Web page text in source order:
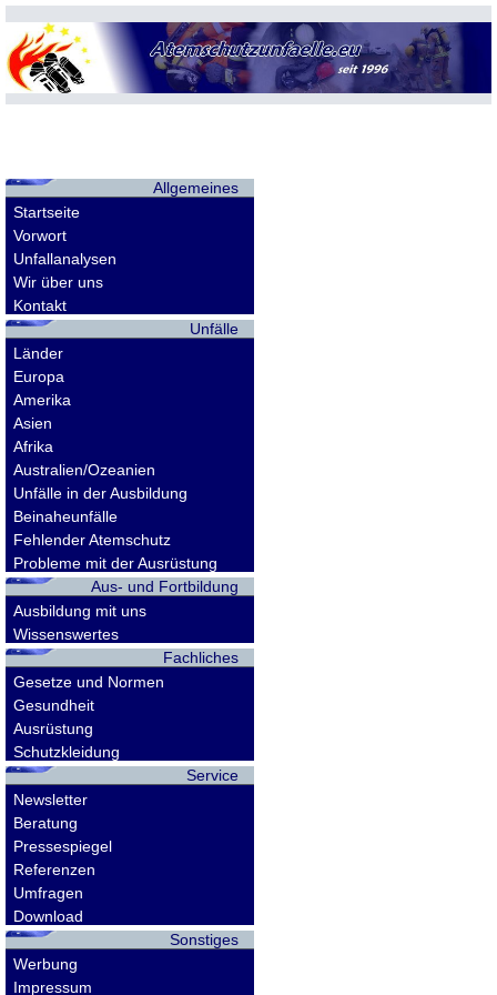
Allgemeines
Startseite
Vorwort
Unfallanalysen
Wir über uns
Kontakt
Unfälle
Länder
Europa
Amerika
Asien
Afrika
Australien/Ozeanien
Unfälle in der Ausbildung
Beinaheunfälle
Fehlender Atemschutz
Probleme mit der Ausrüstung
Aus- und Fortbildung
Ausbildung mit uns
Wissenswertes
Fachliches
Gesetze und Normen
Gesundheit
Ausrüstung
Schutzkleidung
Service
Newsletter
Beratung
Pressespiegel
Referenzen
Umfragen
Download
Sonstiges
Werbung
Impressum